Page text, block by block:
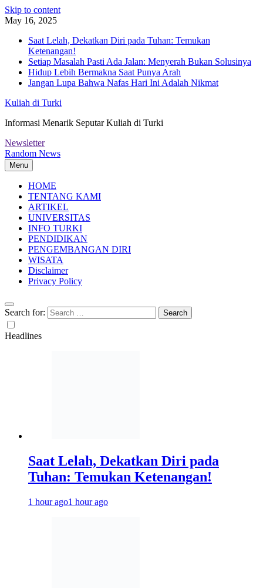
Skip to content
May 16, 2025
Saat Lelah, Dekatkan Diri pada Tuhan: Temukan
Ketenangan!
Setiap Masalah Pasti Ada Jalan: Menyerah Bukan Solusinya
Hidup Lebih Bermakna Saat Punya Arah
Jangan Lupa Bahwa Nafas Hari Ini Adalah Nikmat
Kuliah di Turki
Informasi Menarik Seputar Kuliah di Turki
Newsletter
Random News
Menu
HOME
TENTANG KAMI
ARTIKEL
UNIVERSITAS
INFO TURKI
PENDIDIKAN
PENGEMBANGAN DIRI
WISATA
Disclaimer
Privacy Policy
Search for:
Headlines
Saat Lelah, Dekatkan Diri pada
Tuhan: Temukan Ketenangan!
1 hour ago1 hour ago